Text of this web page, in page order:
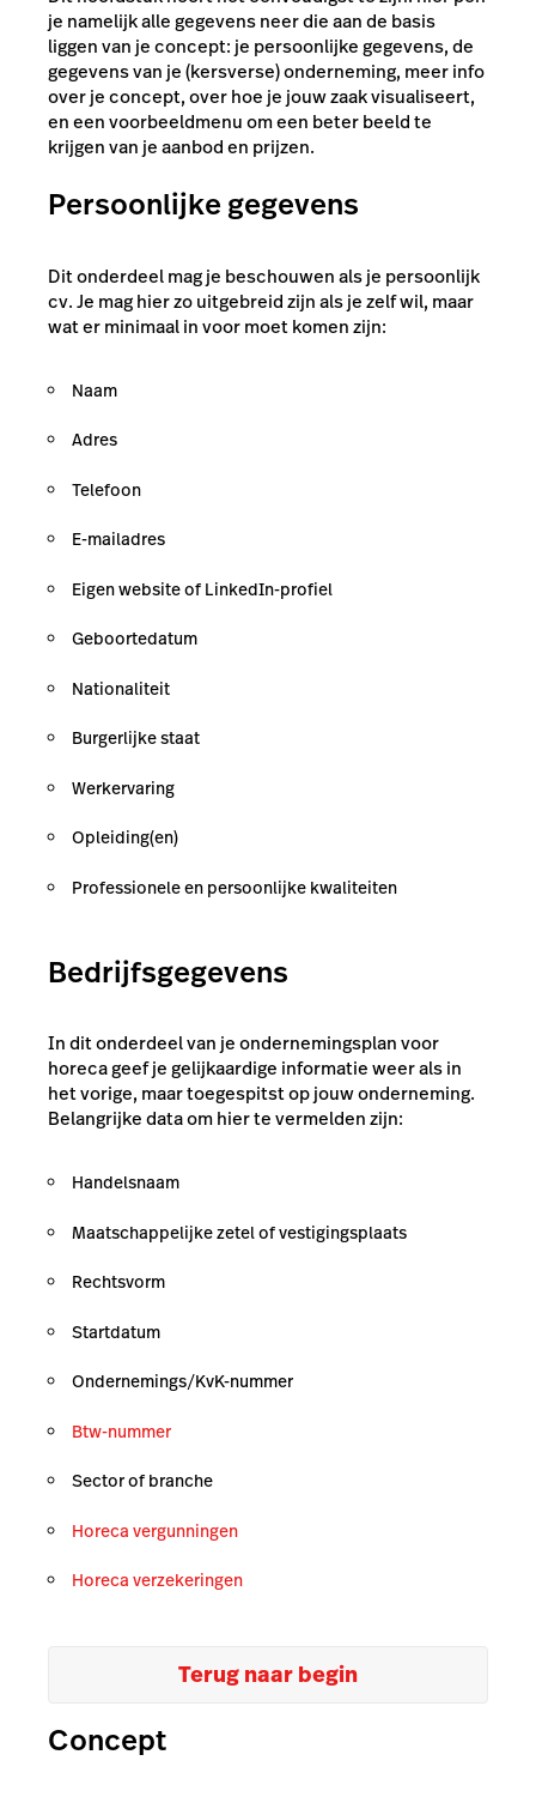
je namelijk alle gegevens neer die aan de basis
liggen van je concept: je persoonlijke gegevens, de
gegevens van je (kersverse) onderneming, meer info
over je concept, over hoe je jouw zaak visualiseert,
en een voorbeeldmenu om een beter beeld te
krijgen van je aanbod en prijzen.
Persoonlijke gegevens
Dit onderdeel mag je beschouwen als je persoonlijk
cv. Je mag hier zo uitgebreid zijn als je zelf wil, maar
wat er minimaal in voor moet komen zijn:
Naam
Adres
Telefoon
E-mailadres
Eigen website of LinkedIn-profiel
Geboortedatum
Nationaliteit
Burgerlijke staat
Werkervaring
Opleiding(en)
Professionele en persoonlijke kwaliteiten
Bedrijfsgegevens
In dit onderdeel van je ondernemingsplan voor
horeca geef je gelijkaardige informatie weer als in
het vorige, maar toegespitst op jouw onderneming.
Belangrijke data om hier te vermelden zijn:
Handelsnaam
Maatschappelijke zetel of vestigingsplaats
Rechtsvorm
Startdatum
Ondernemings/KvK-nummer
Btw-nummer
Sector of branche
Horeca vergunningen
Horeca verzekeringen
Terug naar begin
Concept